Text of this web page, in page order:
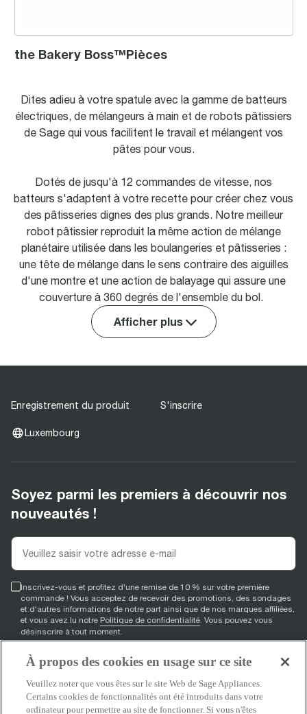
the Bakery Boss™Pièces
Dites adieu à votre spatule avec la gamme de batteurs
électriques, de mélangeurs à main et de robots pâtissiers
de Sage qui vous facilitent le travail et mélangent vos
pâtes pour vous.
Dotés de jusqu'à 12 commandes de vitesse, nos
batteurs s'adaptent à votre recette pour créer chez vous
des pâtisseries dignes des plus grands. Notre meilleur
robot pâtissier reproduit la même action de mélange
planétaire utilisée dans les boulangeries et pâtisseries :
une tête de mélange dans le sens contraire des aiguilles
d'une montre et une action de balayage qui assure une
couverture à 360 degrés de l'ensemble du bol.
Afficher plus
Enregistrement du produit S'inscrire
Luxembourg
Soyez parmi les premiers à découvrir nos
nouveautés !
Inscrivez-vous et profitez d'une remise de 10 % sur votre première
commande ! Vous acceptez de recevoir des promotions, des sondages
et d'autres informations de notre part ainsi que de nos marques affiliées,
et vous avez lu notre Politique de confidentialité. Vous pouvez vous
désinscrire à tout moment.
S'inscrire
À propos des cookies en usage sur ce site
Veuillez noter que vous êtes sur le site Web de Sage Appliances.
Certains cookies de fonctionnalités ont été introduits dans votre
ordinateur pour permettre au site de fonctionner. Si vous n'êtes